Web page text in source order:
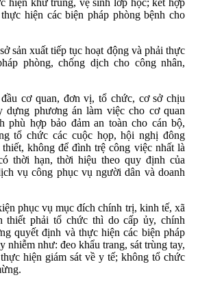
hiện khử trùng, vệ sinh lớp học; kết hợp
hiện các biện pháp phòng bệnh cho
sản xuất tiếp tục hoạt động và phải thực
phòng, chống dịch cho công nhân,
cơ quan, đơn vị, tổ chức, cơ sở chịu
dựng phương án làm việc cho cơ quan
phù hợp bảo đảm an toàn cho cán bộ,
tổ chức các cuộc họp, hội nghị đông
không để đình trệ công việc nhất là
thời hạn, thời hiệu theo quy định của
vụ công phục vụ người dân và doanh
phục vụ mục đích chính trị, kinh tế, xã
thiết phải tổ chức thì do cấp ủy, chính
quyết định và thực hiện các biện pháp
nhiễm như: đeo khẩu trang, sát trùng tay,
hiện giám sát về y tế; không tổ chức